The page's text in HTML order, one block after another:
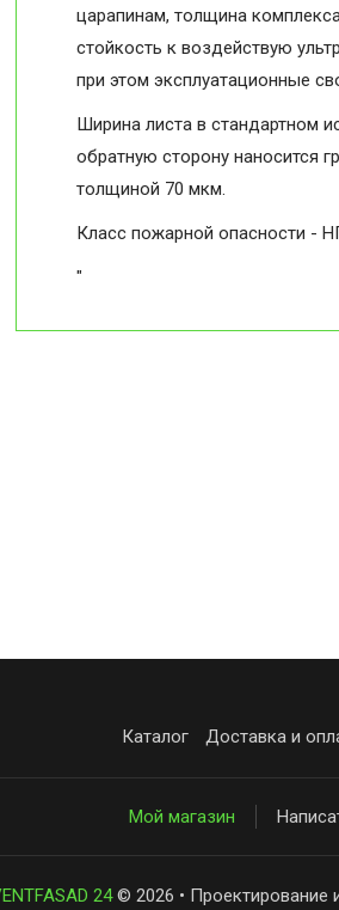
царапинам, толщина
стойкость к воздействую
при этом эксплуатационные
Ширина листа в стандартном
обратную сторону наносится
толщиной 70 мкм.
Класс пожарной опасности -
"
Каталог Доставка и
Мой магазин
24© 2026 • Проектирование